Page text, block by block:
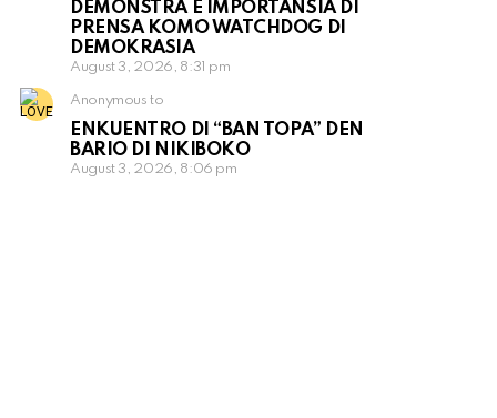
DEMONSTRÁ E IMPORTANSIA DI
PRENSA KOMO WATCHDOG DI
DEMOKRASIA
August 3, 2026, 8:31 pm
Anonymous to
ENKUENTRO DI “BAN TOPA” DEN
BARIO DI NIKIBOKO
August 3, 2026, 8:06 pm